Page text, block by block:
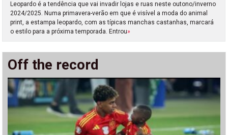
Leopardo é a tendência que vai invadir lojas e ruas neste outono/inverno
2024/2025. Numa primavera-verão em que é visível a moda do animal
print, a estampa leopardo, com as típicas manchas castanhas, marcará
o estilo para a próxima temporada. Entrou»
Off the record